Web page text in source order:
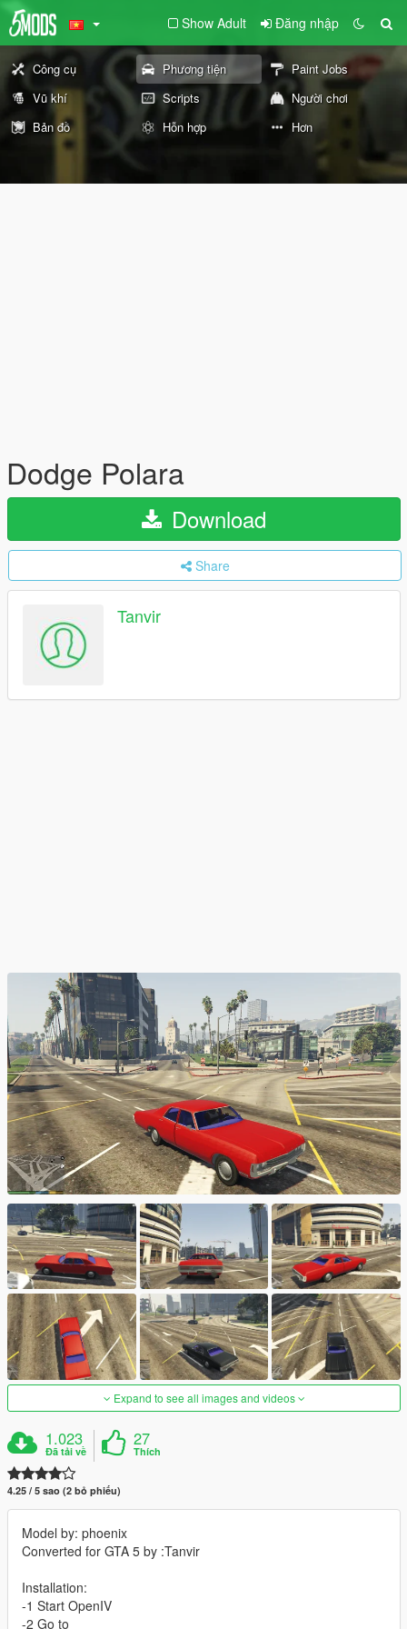
Show Adult Đăng nhập
Công cụ Phương tiện
Paint Jobs
Vũ khí
Scripts
Người chơi
Bản đồ
Hỗn hợp Hơn
Dodge Polara
Download
Share
Tanvir
Expand to see all images and videos
1.023
Đã tải về
27
Thích
4.25 / 5 sao (2 bỏ phiếu)
Model by: phoenix
Converted for GTA 5 by :Tanvir
Installation:
-1 Start OpenIV
-2 Go to